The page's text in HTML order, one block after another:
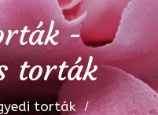
-
torták
torták